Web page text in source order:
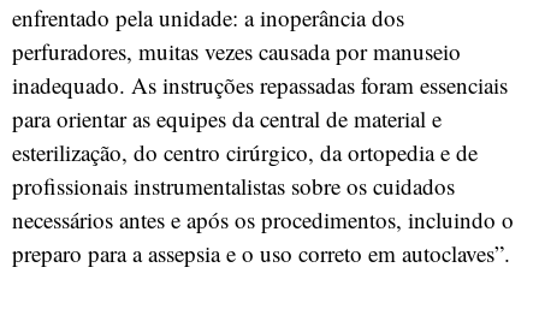
enfrentado pela unidade: a inoperância dos
perfuradores, muitas vezes causada por manuseio
inadequado. As instruções repassadas foram essenciais
para orientar as equipes da central de material e
esterilização, do centro cirúrgico, da ortopedia e de
profissionais instrumentalistas sobre os cuidados
necessários antes e após os procedimentos, incluindo o
preparo para a assepsia e o uso correto em autoclaves”.